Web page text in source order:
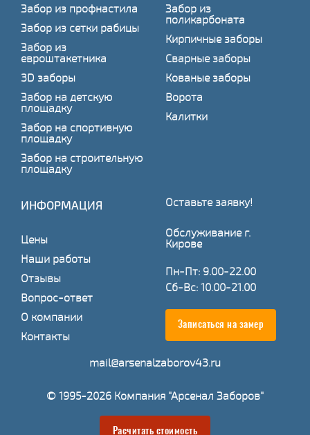
Забор из профнастила
Забор из сетки рабицы
Забор из
евроштакетника
3D заборы
Забор на детскую
площадку
Забор на спортивную
площадку
Забор на строительную
площадку
Забор из
поликарбоната
Кирпичные заборы
Сварные заборы
Кованые заборы
Ворота
Калитки
ИНФОРМАЦИЯ
Цены
Наши работы
Отзывы
Вопрос-ответ
О компании
Контакты
Оставьте заявку!
Обслуживание г.
Кирове
Пн-Пт: 9.00-22.00
Сб-Вс: 10.00-21.00
Записаться на замер
mail@arsenalzaborov43.ru
© 1995-2026 Компания "Арсенал Заборов"
Расчитать стоимость